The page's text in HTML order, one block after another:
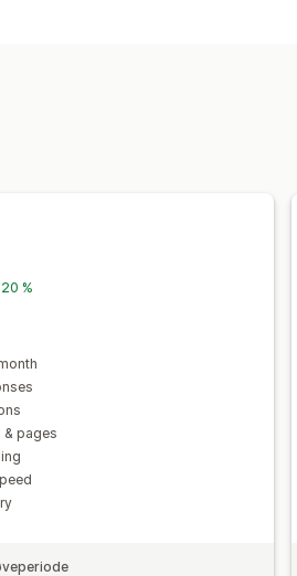
%
& pages